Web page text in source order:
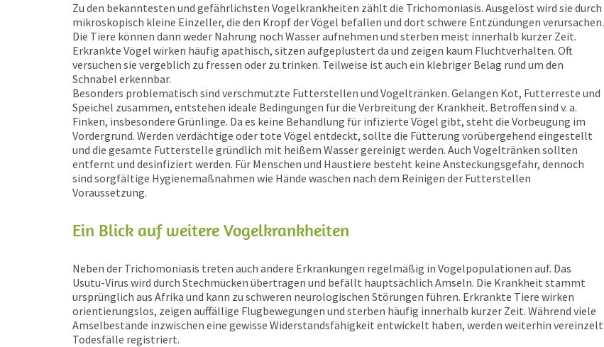
Zu den bekanntesten und gefährlichsten Vogelkrankheiten zählt die Trichomoniasis. Ausgelöst wird sie durch
mikroskopisch kleine Einzeller, die den Kropf der Vögel befallen und dort schwere Entzündungen verursachen.
Die Tiere können dann weder Nahrung noch Wasser aufnehmen und sterben meist innerhalb kurzer Zeit.
Erkrankte Vögel wirken häufig apathisch, sitzen aufgeplustert da und zeigen kaum Fluchtverhalten. Oft
versuchen sie vergeblich zu fressen oder zu trinken. Teilweise ist auch ein klebriger Belag rund um den
Schnabel erkennbar.
Besonders problematisch sind verschmutzte Futterstellen und Vogeltränken. Gelangen Kot, Futterreste und
Speichel zusammen, entstehen ideale Bedingungen für die Verbreitung der Krankheit. Betroffen sind v. a.
Finken, insbesondere Grünlinge. Da es keine Behandlung für infizierte Vögel gibt, steht die Vorbeugung im
Vordergrund. Werden verdächtige oder tote Vögel entdeckt, sollte die Fütterung vorübergehend eingestellt
und die gesamte Futterstelle gründlich mit heißem Wasser gereinigt werden. Auch Vogeltränken sollten
entfernt und desinfiziert werden. Für Menschen und Haustiere besteht keine Ansteckungsgefahr, dennoch
sind sorgfältige Hygienemaßnahmen wie Hände waschen nach dem Reinigen der Futterstellen
Voraussetzung.
Ein Blick auf weitere Vogelkrankheiten
Neben der Trichomoniasis treten auch andere Erkrankungen regelmäßig in Vogelpopulationen auf. Das
Usutu-Virus wird durch Stechmücken übertragen und befällt hauptsächlich Amseln. Die Krankheit stammt
ursprünglich aus Afrika und kann zu schweren neurologischen Störungen führen. Erkrankte Tiere wirken
orientierungslos, zeigen auffällige Flugbewegungen und sterben häufig innerhalb kurzer Zeit. Während viele
Amselbestände inzwischen eine gewisse Widerstandsfähigkeit entwickelt haben, werden weiterhin vereinzelt
Todesfälle registriert.